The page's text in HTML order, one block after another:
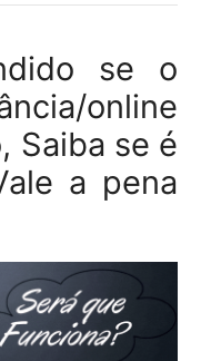
se o
online
Saiba se é
a pena